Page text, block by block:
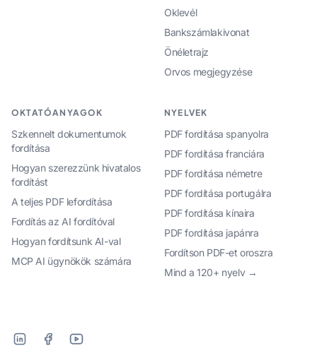
Oklevél
Bankszámlakivonat
Önéletrajz
Orvos megjegyzése
OKTATÓANYAGOK
Szkennelt dokumentumok
fordítása
Hogyan szerezzünk hivatalos
fordítást
A teljes PDF lefordítása
Fordítás az AI fordítóval
Hogyan fordítsunk AI-val
MCP AI ügynökök számára
NYELVEK
PDF fordítása spanyolra
PDF fordítása franciára
PDF fordítása németre
PDF fordítása portugálra
PDF fordítása kínaira
PDF fordítása japánra
Fordítson PDF-et oroszra
Mind a 120+ nyelv →